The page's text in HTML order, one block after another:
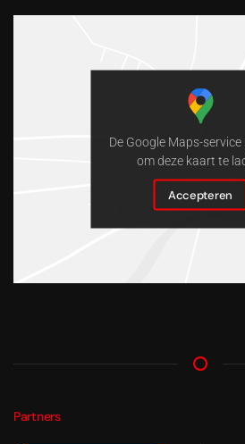
De Google Maps-service
om deze kaart te
Accepteren
Partners